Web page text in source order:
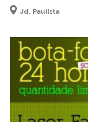
Jd. Paulista